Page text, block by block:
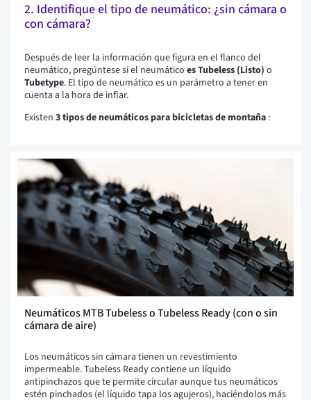
2. Identifique el tipo de neumático: ¿sin cámara o
con cámara?
Después de leer la información que figura en el flanco del
neumático, pregúntese si el neumático es Tubeless (Listo) o
Tubetype. El tipo de neumático es un parámetro a tener en
cuenta a la hora de inflar.
Existen 3 tipos de neumáticos para bicicletas de montaña :
Neumáticos MTB Tubeless o Tubeless Ready (con o sin
cámara de aire)
Los neumáticos sin cámara tienen un revestimiento
impermeable. Tubeless Ready contiene un líquido
antipinchazos que te permite circular aunque tus neumáticos
estén pinchados (el líquido tapa los agujeros), haciéndolos más